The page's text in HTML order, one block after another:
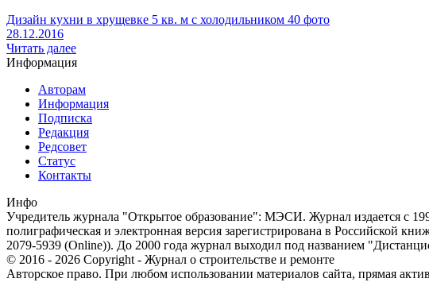
Дизайн кухни в хрущевке 5 кв. м с холодильником 40 фото
28.12.2016
Читать далее
Информация
Авторам
Информация
Подписка
Редакция
Редсовет
Статус
Контакты
Инфо
Учредитель журнала "Открытое образование": МЭСИ. Журнал издается с
полиграфическая и электронная версия зарегистрирована в
2079-5939 (Online)). До 2000 года журнал выходил под названием
© 2016 - 2026 Copyright - Журнал о строительстве и ремонте
Авторское право. При любом использовании материалов сайта, прямая